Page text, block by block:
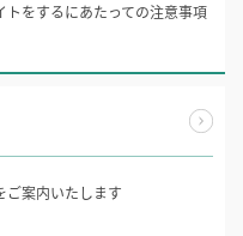
をするにあたっての注意事項
ご案内いたします